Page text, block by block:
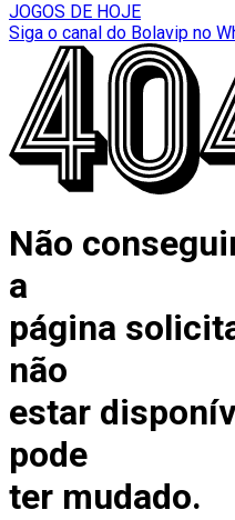
JOGOS DE HOJE
Siga o canal do Bolavip no
Não
a
página
não
estar
pode
ter mudado.